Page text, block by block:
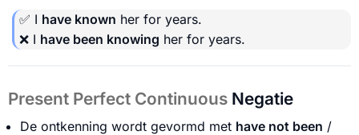
✅ I have known her for years.
❌ I have been knowing her for years.
Present Perfect Continuous Negatie
De ontkenning wordt gevormd met have not been /